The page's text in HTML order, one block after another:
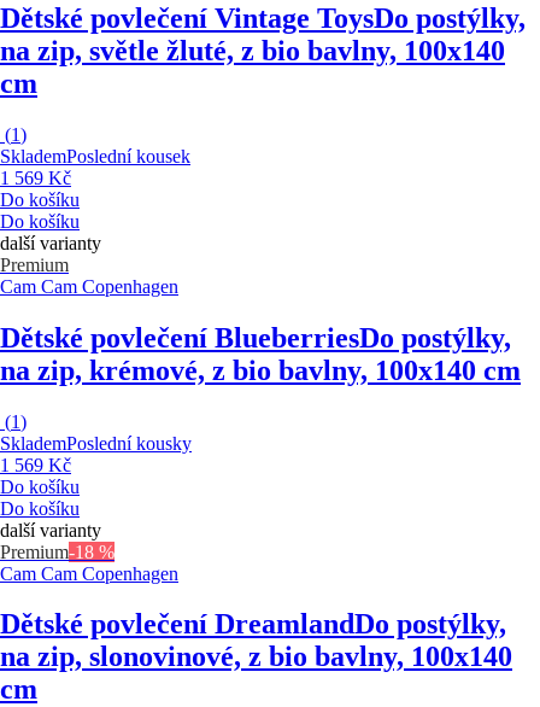
Dětské povlečení Vintage ToysDo postýlky,
na zip, světle žluté, z bio bavlny, 100x140
cm
(1)
SklademPoslední kousek
1 569 Kč
Do košíku
Do košíku
další varianty
Premium
Cam Cam Copenhagen
Dětské povlečení BlueberriesDo postýlky,
na zip, krémové, z bio bavlny, 100x140 cm
(1)
SklademPoslední kousky
1 569 Kč
Do košíku
Do košíku
další varianty
Premium-18 %
Cam Cam Copenhagen
Dětské povlečení DreamlandDo postýlky,
na zip, slonovinové, z bio bavlny, 100x140
cm